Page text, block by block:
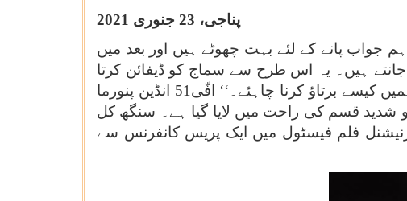
پناجی، 23 جنوری 2021
جواب پانے کے لئے بہت چھوٹے ہیں اور بعد میں
ہیں۔ یہ اس طرح سے سماج کو ڈیفائن کرتا
ہے کہ کس عمر میں جوان اور بوڑھے ہیں، ہمیں اس کی توقعات کے مطابق ہونا چاہئے کہ ہمیں کیسے برتاؤ کرنا چاہئے۔‘‘ افّی51 انڈین پنورما
کو شدید قسم کی راحت میں لایا گیا ہے۔ سنگھ کل
اسکریننگ کے بعد، 23 جنوری 2021 کو پناجی میں بھارت کے 51ویں انٹرنیشنل فلم فیسٹول میں ایک پریس کانفرنس سے